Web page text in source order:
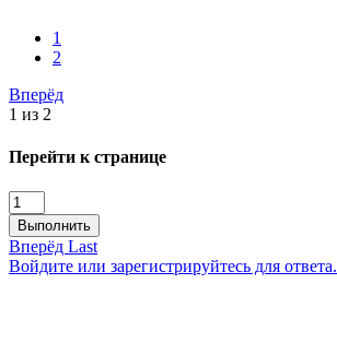
1
2
Вперёд
1 из 2
Перейти к странице
Выполнить
Вперёд Last
Войдите или зарегистрируйтесь для ответа.